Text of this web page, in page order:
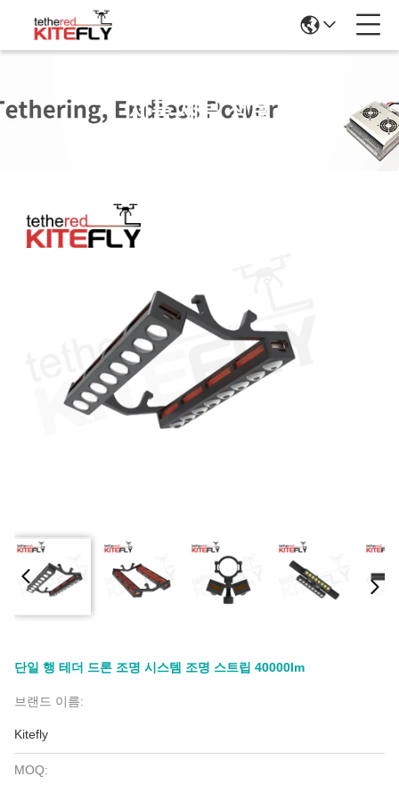
제품 세부 정보
단일 행 테더 드론 조명 시스템 조명 스트립 40000lm
브랜드 이름:
Kitefly
MOQ: